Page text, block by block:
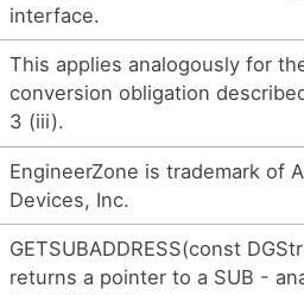
interface.
This applies analogously for
conversion obligation
3 (iii).
EngineerZone is trademark of
Devices, Inc.
GETSUBADDRESS(const
returns a pointer to a SUB -